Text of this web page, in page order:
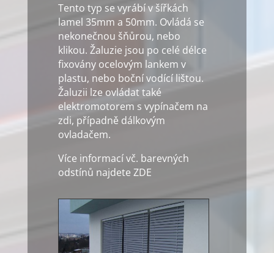
Tento typ se vyrábí v šířkách
lamel 35mm a 50mm. Ovládá se
nekonečnou šňůrou, nebo
klikou. Žaluzie jsou po celé délce
fixovány ocelovým lankem v
plastu, nebo boční vodící lištou.
Žaluzii lze ovládat také
elektromotorem s vypínačem na
zdi, případně dálkovým
ovladačem.
Více informací vč. barevných
odstínů najdete ZDE